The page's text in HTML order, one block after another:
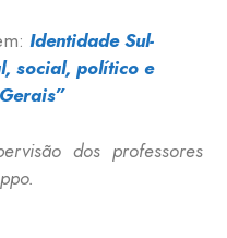
Identidade Sul-
social, político e
dos professores